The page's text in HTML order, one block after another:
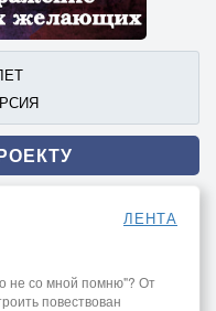
ЛЕНТА
не со мной помню"? От
повествован